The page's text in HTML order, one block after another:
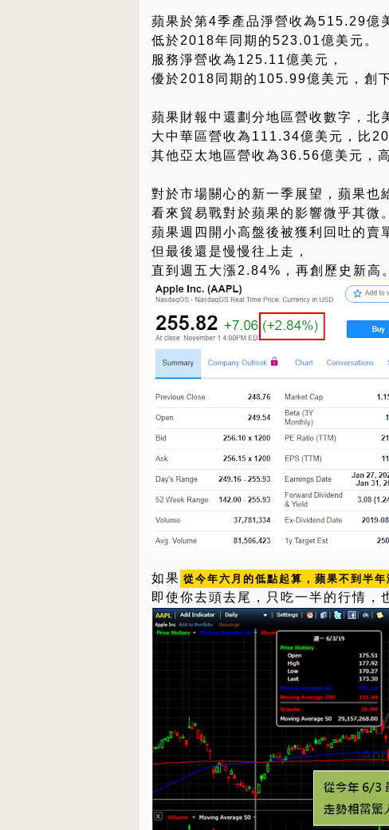
蘋果於第4季產品淨營收為515.29億
低於2018年同期的523.01億美元。
服務淨營收為125.11億美元，
優於2018同期的105.99億美元，創
蘋果財報中還劃分地區營收數字，北
大中華區營收為111.34億美元，比
其他亞太地區營收為36.56億美元，
對於市場關心的新一季展望，蘋果也
看來貿易戰對於蘋果的影響微乎其微。
蘋果週四開小高盤後被獲利回吐的賣
但最後還是慢慢往上走，
直到週五大漲2.84%，再創歷史新高。
如果 從今年六月的低點起算，蘋果不到半
即使你去頭去尾，只吃一半的行情，